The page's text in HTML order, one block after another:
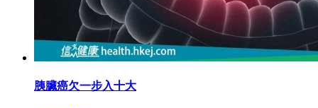
胰臟癌欠一步入十大